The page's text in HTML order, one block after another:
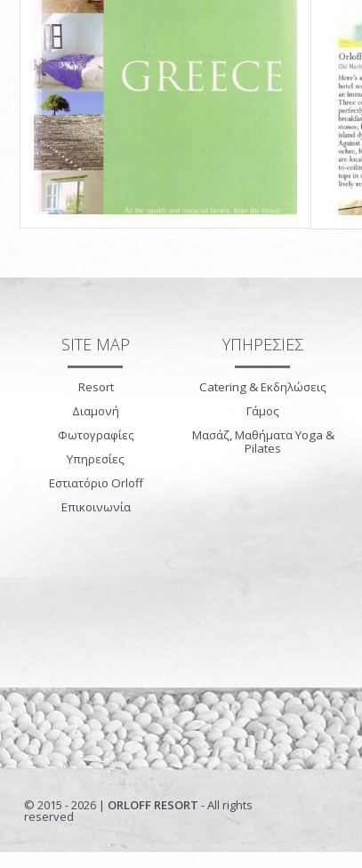
SITE MAP
Resort
Διαμονή
Φωτογραφίες
Υπηρεσίες
Εστιατόριο Orloff
Επικοινωνία
ΥΠΗΡΕΣΙΕΣ
Catering & Εκδηλώσεις
Γάμος
Μασάζ, Μαθήματα Yoga &
Pilates
© 2015 - 2026 | ORLOFF RESORT - All rights
reserved